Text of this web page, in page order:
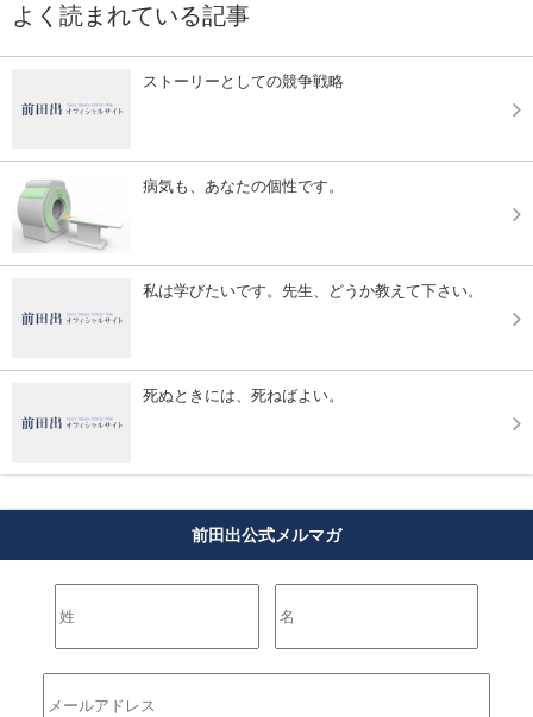
よく読まれている記事
ストーリーとしての競争戦略
病気も、あなたの個性です。
私は学びたいです。先生、どうか教えて下さい。
死ぬときには、死ねばよい。
前田出公式メルマガ